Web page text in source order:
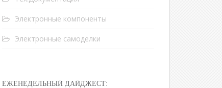
Электронные компоненты
Электронные самоделки
ЕЖЕНЕДЕЛЬНЫЙ ДАЙДЖЕСТ: